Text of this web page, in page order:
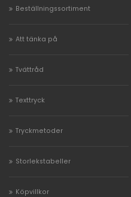
Beställningssortiment
Att tänka på
Tvättråd
Texttryck
Tryckmetoder
Storlekstabeller
Köpvillkor